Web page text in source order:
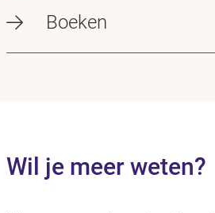
Boeken
Wil je meer weten?